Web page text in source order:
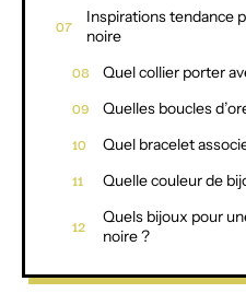
Inspirations tendance
noire
Quel collier porter
Quelles boucles
Quel bracelet
Quelle couleur de
Quels bijoux pour
noire ?